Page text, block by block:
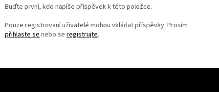
ze
Lapače
Buďte první, kdo napíše příspěvek k této položce.
Pouze registrovaní uživatelé mohou vkládat příspěvky. Prosím
přihlaste senebo se registrujte.